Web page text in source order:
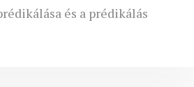
és a prédikálás